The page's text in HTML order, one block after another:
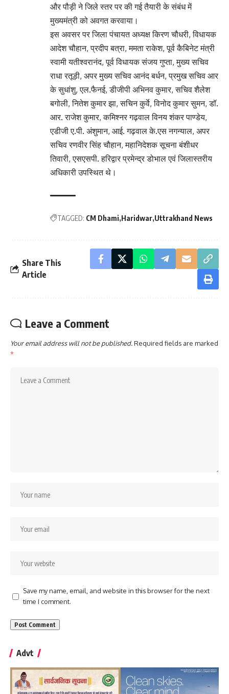
और पौड़ी ने जिले स्तर पर की गई तैयारी के संबंध में
मुख्यमंत्री को अवगत करवाया।
इस अवसर पर जिला पंचायत अध्यक्ष किरण चौधरी, विधायक
आदेश चौहान, प्रदीप बत्रा, ममता राकेश, पूर्व कैबिनेट मंत्री
स्वामी यतीश्वरानंद, पूर्व विधायक संजय गुप्ता, मुख्य सचिव
राधा रतूड़ी, अपर मुख्य सचिव आनंद बर्धन, प्रमुख सचिव आर
के सुधांशु, एल.फैनई, डीजीपी अभिनव कुमार, सचिव शैलेश
बगोली, नितेश कुमार झा, सचिन कुर्वे, विनोद कुमार सुमन, डॉ.
आर. राजेश कुमार, कमिश्नर गढ़वाल विनय शंकर पाण्डेय,
एडीजी ए.पी. अंशुमान, आई. गढ़वाल के.एस नगन्याल, अपर
सचिव रणवीर सिंह चौहान, महानिदेशक सूचना बंशीधर
तिवारी, एसएसपी. हरिद्वार प्रमेन्द्र डोभाल एवं जिलास्तरीय
अधिकारी उपस्थित थे।
TAGGED: CM Dhami Haridwar Uttrakhand News
Share This
Article
Leave a Comment
Your email address will not be published.Required fields are marked
*
Save my name, email, and website in this browser for the next
time I comment.
Advt